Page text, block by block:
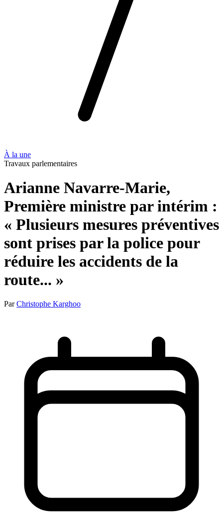
À la une
Travaux parlementaires
Arianne Navarre-Marie,
Première ministre par intérim :
« Plusieurs mesures préventives
sont prises par la police pour
réduire les accidents de la
route... »
ParChristophe Karghoo